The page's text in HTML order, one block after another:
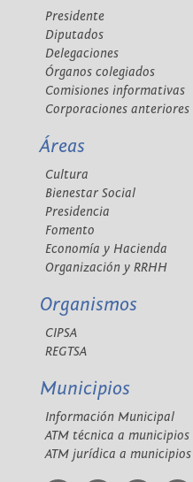
Presidente
Diputados
Delegaciones
Órganos colegiados
Comisiones informativas
Corporaciones anteriores
Áreas
Cultura
Bienestar Social
Presidencia
Fomento
Economía y Hacienda
Organización y RRHH
Organismos
CIPSA
REGTSA
Municipios
Información Municipal
ATM técnica a municipios
ATM jurídica a municipios